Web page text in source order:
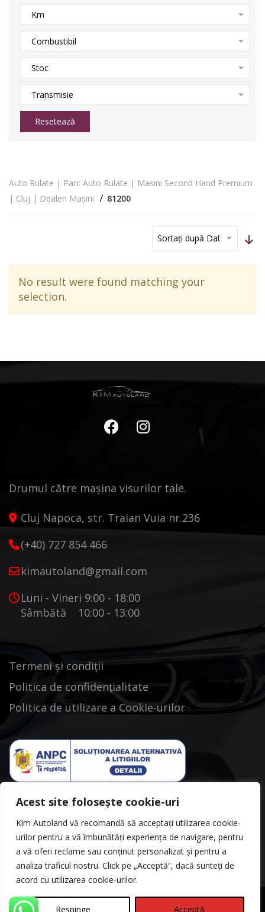
Acest site folosește cookie-uri
Kim Autoland vă recomandă să acceptați utilizarea cookie-
urilor pentru a vă îmbunătăți experiența de navigare, pentru
a vă oferi reclame sau conținut personalizat și pentru a
analiza traficul nostru. Click pe „Acceptă”, dacă sunteți de
acord cu utilizarea cookie-urilor.
Respinge Acceptă
Km
Combustibil
Stoc
Transmisie
Resetează
Auto Rulate | Parc Auto Rulate | Masini Second Hand Premium
| Cluj | Dealeri Masini
81200
Sortați după Dată
No result were found matching your
selection.
Drumul către mașina visurilor tale.
Cluj Napoca, str. Traian Vuia nr.236
(+40) 727 854 466
kimautoland@gmail.com
Luni - Vineri 9:00 - 18:00
Sâmbătă 10:00 - 13:00
Termeni și condiții
Politica de confidențialitate
Politica de utilizare a Cookie-urilor